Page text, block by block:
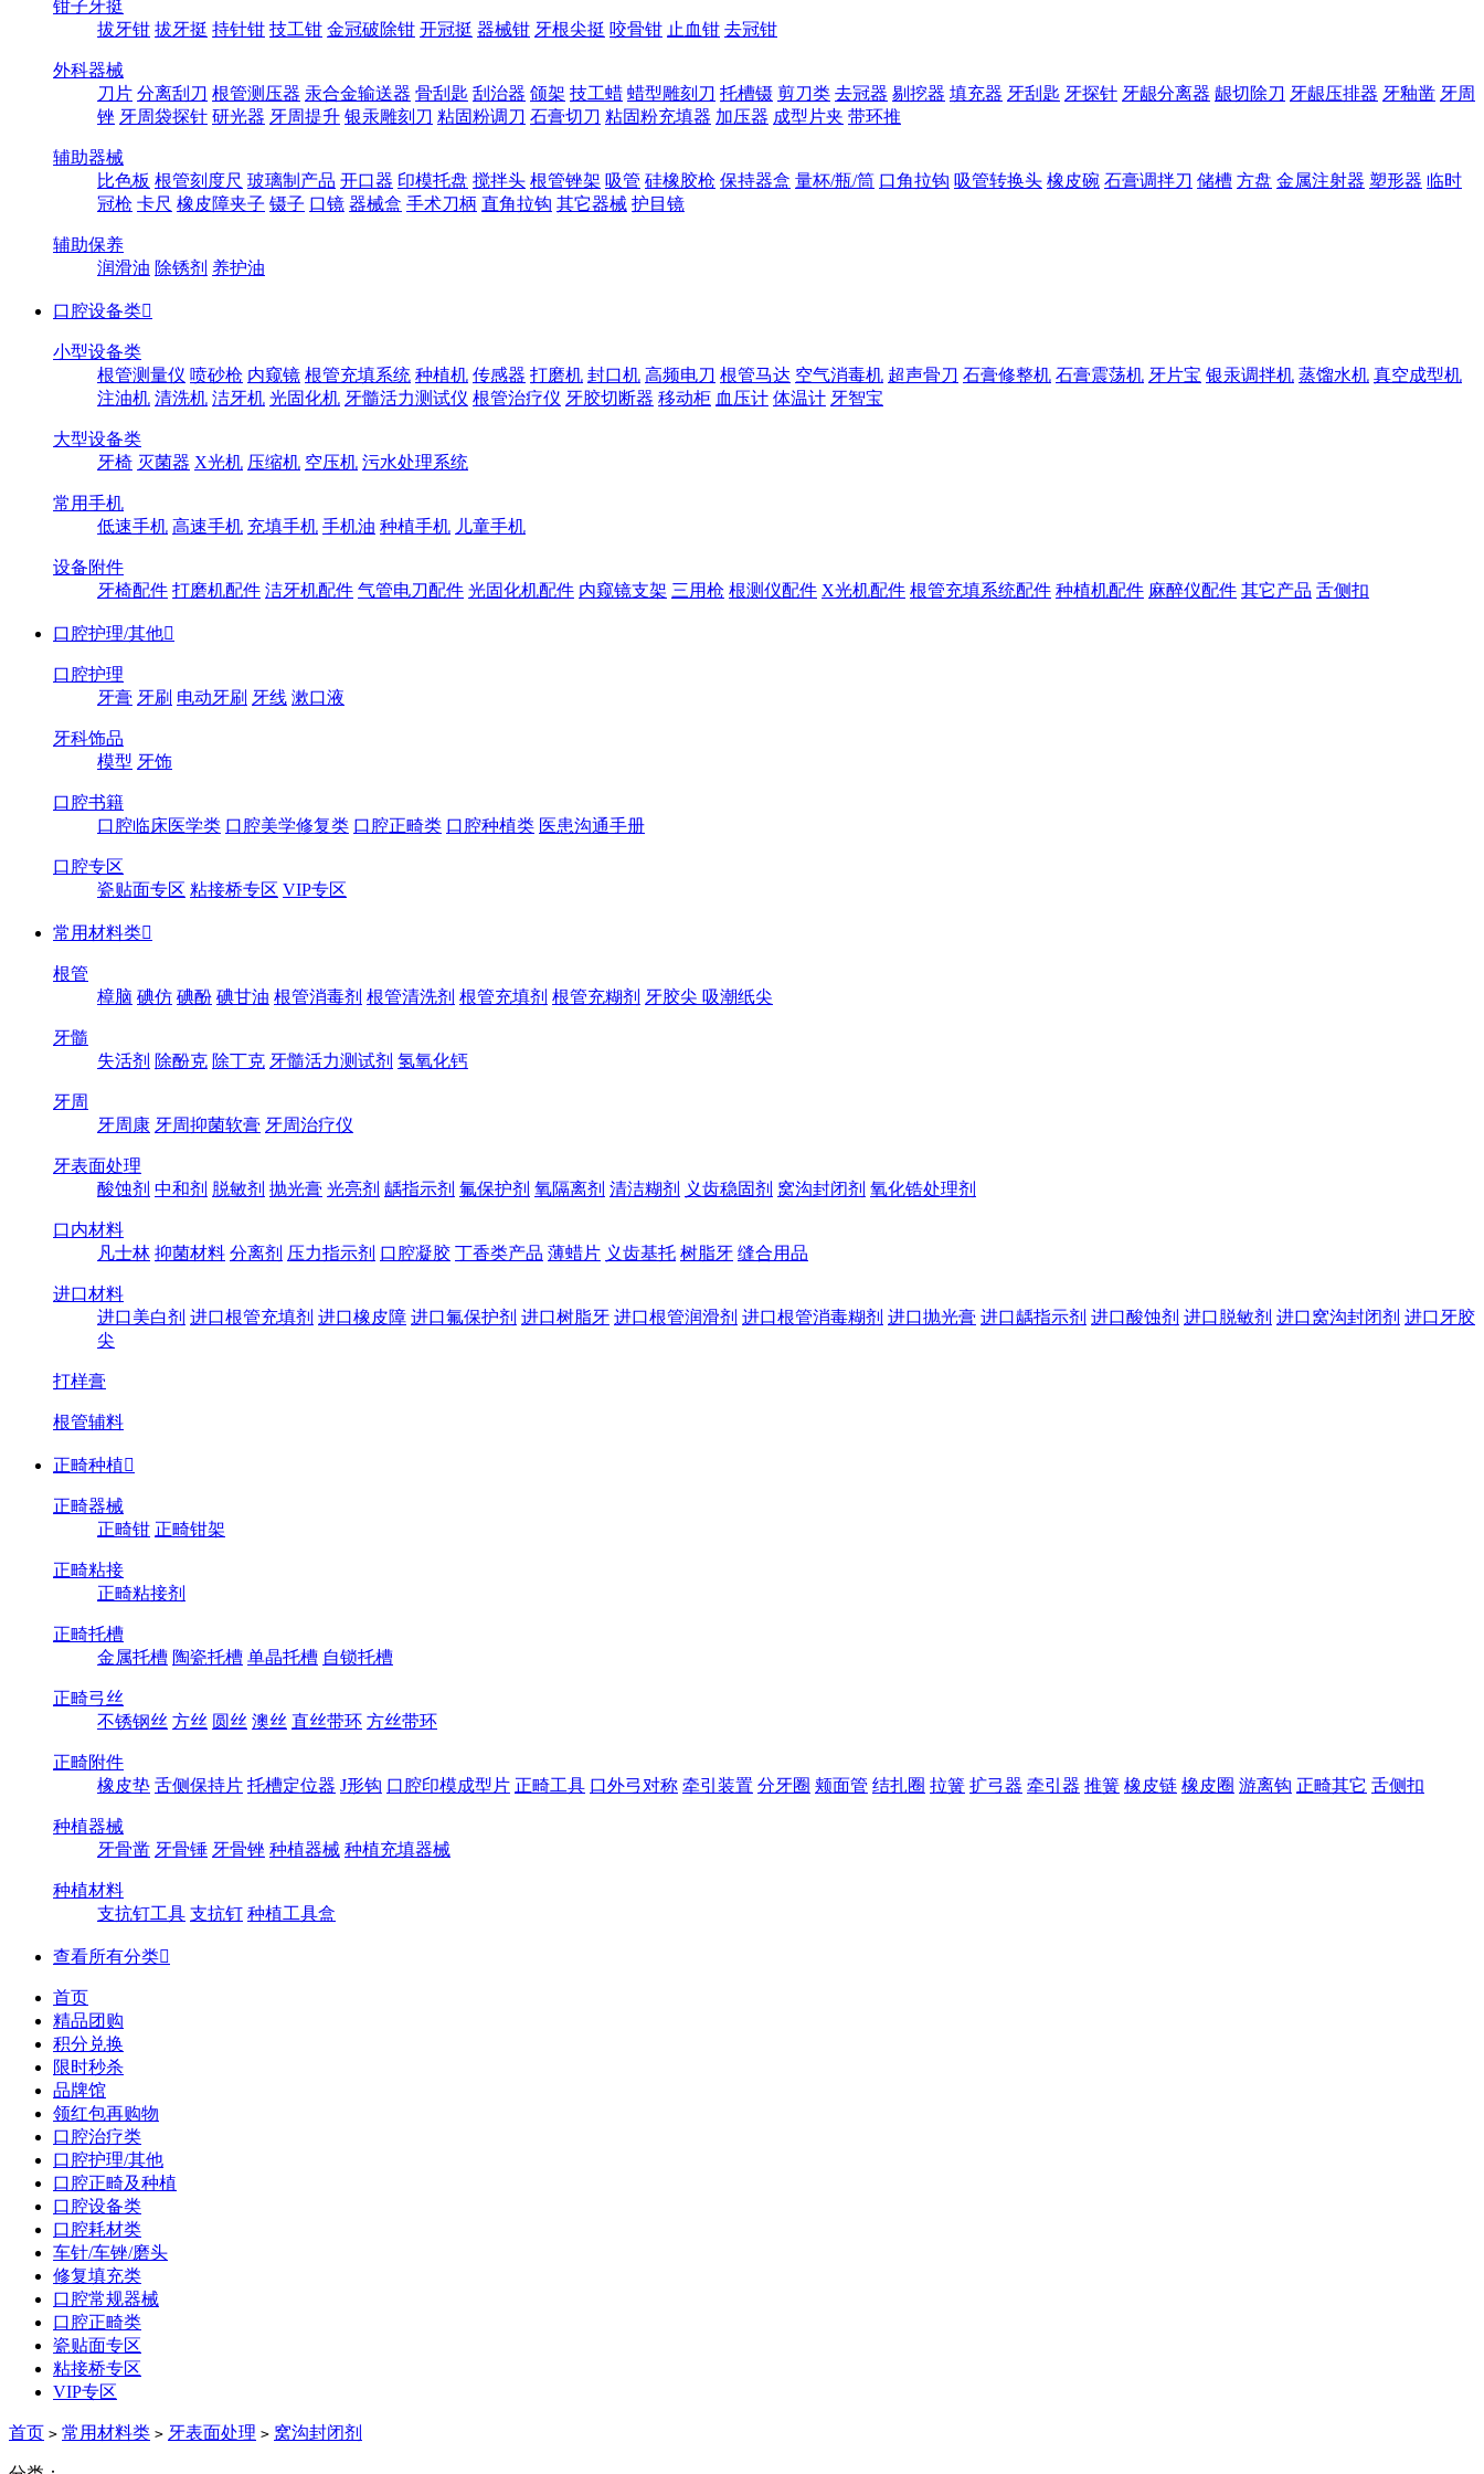
钳子牙挺
拔牙钳 拔牙挺 持针钳 技工钳 金冠破除钳 开冠挺 器械钳 牙根尖挺 咬骨钳 止血钳 去冠钳
外科器械
刀片 分离刮刀 根管测压器 汞合金输送器 骨刮匙 刮治器 颌架 技工蜡 蜡型雕刻刀 托槽镊 剪刀类 去冠器 剔挖器 填充器 牙刮匙 牙探针 牙龈分离器 龈切除刀 牙龈压排器 牙釉凿 牙周
锉 牙周袋探针 研光器 牙周提升 银汞雕刻刀 粘固粉调刀 石膏切刀 粘固粉充填器 加压器 成型片夹 带环推
辅助器械
比色板 根管刻度尺 玻璃制产品 开口器 印模托盘 搅拌头 根管锉架 吸管 硅橡胶枪 保持器盒 量杯/瓶/筒 口角拉钩 吸管转换头 橡皮碗 石膏调拌刀 储槽 方盘 金属注射器 塑形器 临时
冠枪 卡尺 橡皮障夹子 镊子 口镜 器械盒 手术刀柄 直角拉钩 其它器械 护目镜
辅助保养
润滑油 除锈剂 养护油
口腔设备类
小型设备类
根管测量仪 喷砂枪 内窥镜 根管充填系统 种植机 传感器 打磨机 封口机 高频电刀 根管马达 空气消毒机 超声骨刀 石膏修整机 石膏震荡机 牙片宝 银汞调拌机 蒸馏水机 真空成型机
注油机 清洗机 洁牙机 光固化机 牙髓活力测试仪 根管治疗仪 牙胶切断器 移动柜 血压计 体温计 牙智宝
大型设备类
牙椅 灭菌器 X光机 压缩机 空压机 污水处理系统
常用手机
低速手机 高速手机 充填手机 手机油 种植手机 儿童手机
设备附件
牙椅配件 打磨机配件 洁牙机配件 气管电刀配件 光固化机配件 内窥镜支架 三用枪 根测仪配件 X光机配件 根管充填系统配件 种植机配件 麻醉仪配件 其它产品 舌侧扣
口腔护理/其他
口腔护理
牙膏 牙刷 电动牙刷 牙线 漱口液
牙科饰品
模型 牙饰
口腔书籍
口腔临床医学类 口腔美学修复类 口腔正畸类 口腔种植类 医患沟通手册
口腔专区
瓷贴面专区 粘接桥专区 VIP专区
常用材料类
根管
樟脑 碘仿 碘酚 碘甘油 根管消毒剂 根管清洗剂 根管充填剂 根管充糊剂 牙胶尖 吸潮纸尖
牙髓
失活剂 除酚克 除丁克 牙髓活力测试剂 氢氧化钙
牙周
牙周康 牙周抑菌软膏 牙周治疗仪
牙表面处理
酸蚀剂 中和剂 脱敏剂 抛光膏 光亮剂 龋指示剂 氟保护剂 氧隔离剂 清洁糊剂 义齿稳固剂 窝沟封闭剂 氧化锆处理剂
口内材料
凡士林 抑菌材料 分离剂 压力指示剂 口腔凝胶 丁香类产品 薄蜡片 义齿基托 树脂牙 缝合用品
进口材料
进口美白剂 进口根管充填剂 进口橡皮障 进口氟保护剂 进口树脂牙 进口根管润滑剂 进口根管消毒糊剂 进口抛光膏 进口龋指示剂 进口酸蚀剂 进口脱敏剂 进口窝沟封闭剂 进口牙胶
尖
打样膏
根管辅料
正畸种植
正畸器械
正畸钳 正畸钳架
正畸粘接
正畸粘接剂
正畸托槽
金属托槽 陶瓷托槽 单晶托槽 自锁托槽
正畸弓丝
不锈钢丝 方丝 圆丝 澳丝 直丝带环 方丝带环
正畸附件
橡皮垫 舌侧保持片 托槽定位器 J形钩 口腔印模成型片 正畸工具 口外弓对称 牵引装置 分牙圈 颊面管 结扎圈 拉簧 扩弓器 牵引器 推簧 橡皮链 橡皮圈 游离钩 正畸其它 舌侧扣
种植器械
牙骨凿 牙骨锤 牙骨锉 种植器械 种植充填器械
种植材料
支抗钉工具 支抗钉 种植工具盒
查看所有分类
首页
精品团购
积分兑换
限时秒杀
品牌馆
领红包再购物
口腔治疗类
口腔护理/其他
口腔正畸及种植
口腔设备类
口腔耗材类
车针/车锉/磨头
修复填充类
口腔常规器械
口腔正畸类
瓷贴面专区
粘接桥专区
VIP专区
首页 > 常用材料类 > 牙表面处理 > 窝沟封闭剂